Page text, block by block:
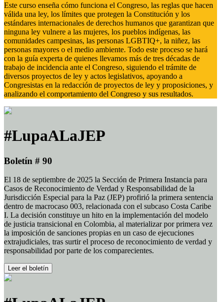
Este curso enseña cómo funciona el Congreso, las reglas que hacen
válida una ley, los límites que protegen la Constitución y los
estándares internacionales de derechos humanos que garantizan que
ninguna ley vulnere a las mujeres, los pueblos indígenas, las
comunidades campesinas, las personas LGBTIQ+, la niñez, las
personas mayores o el medio ambiente. Todo este proceso se hará
con la guía experta de quienes llevamos más de tres décadas de
trabajo de incidencia ante el Congreso, siguiendo el trámite de
diversos proyectos de ley y actos legislativos, apoyando a
Congresistas en la redacción de proyectos de ley y proposiciones, y
analizando el comportamiento del Congreso y sus resultados.
#LupaALaJEP
Boletín # 90
El 18 de septiembre de 2025 la Sección de Primera Instancia para
Casos de Reconocimiento de Verdad y Responsabilidad de la
Jurisdicción Especial para la Paz (JEP) profirió la primera sentencia
dentro de macrocaso 003, relacionada con el subcaso Costa Caribe
I. La decisión constituye un hito en la implementación del modelo
de justicia transicional en Colombia, al materializar por primera vez
la imposición de sanciones propias en un caso de ejecuciones
extrajudiciales, tras surtir el proceso de reconocimiento de verdad y
responsabilidad por parte de los comparecientes.
Leer el boletín